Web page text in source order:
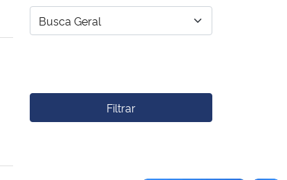
Filtrar